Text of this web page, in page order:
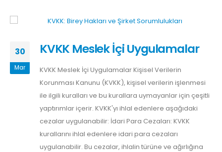
30
Mar
KVKK Meslek İçi Uygulamalar
KVKK Meslek İçi Uygulamalar Kişisel Verilerin
Korunması Kanunu (KVKK), kişisel verilerin işlenmesi
ile ilgili kuralları ve bu kurallara uymayanlar için çeşitli
yaptırımlar içerir. KVKK'yı ihlal edenlere aşağıdaki
cezalar uygulanabilir: İdari Para Cezaları: KVKK
kurallarını ihlal edenlere idari para cezaları
uygulanabilir. Bu cezalar, ihlalin türüne ve ağırlığına